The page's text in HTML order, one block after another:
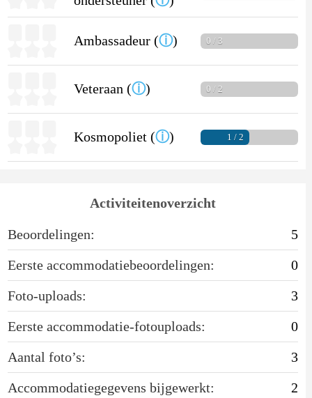
Ambassadeur (ⓘ) 0 / 3
Veteraan (ⓘ) 0 / 2
Kosmopoliet (ⓘ) 1 / 2
Activiteitenoverzicht
Beoordelingen:
5
Eerste accommodatiebeoordelingen:
0
Foto-uploads:
3
Eerste accommodatie-fotouploads:
0
Aantal foto’s:
3
Accommodatiegegevens bijgewerkt:
2